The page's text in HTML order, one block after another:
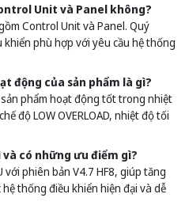
Unit và Panel không?
Control Unit và Panel. Quý
khiển phù hợp với yêu cầu hệ thống
động của sản phẩm là gì?
sản phẩm hoạt động tốt trong nhiệt
độ LOW OVERLOAD, nhiệt độ tối
có những ưu điểm gì?
phiên bản V4.7 HF8, giúp tăng
thống điều khiển hiện đại và dễ